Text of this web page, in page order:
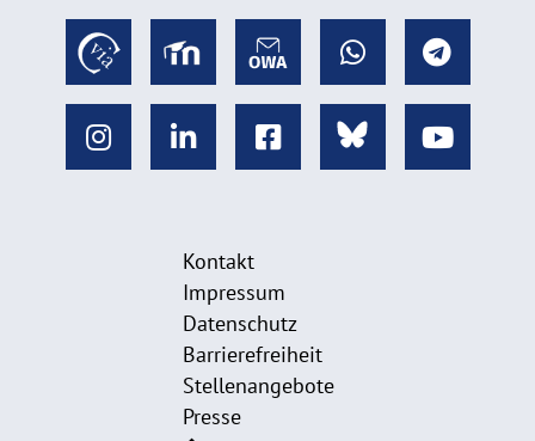
Kontakt
Impressum
Datenschutz
Barrierefreiheit
Stellenangebote
Presse